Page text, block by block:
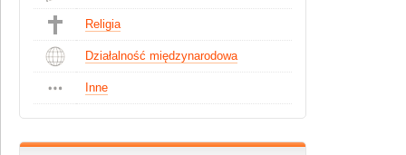
Religia
Działalność międzynarodowa
Inne